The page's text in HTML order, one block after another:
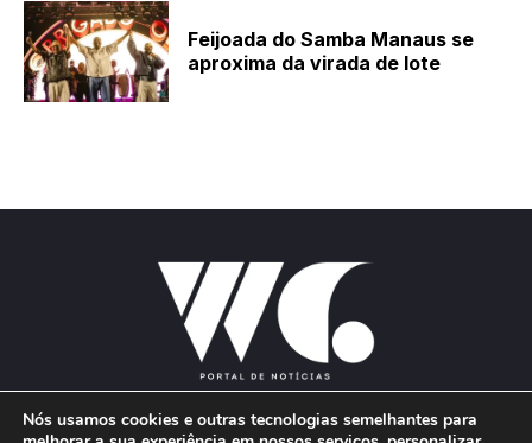
Feijoada do Samba Manaus se
aproxima da virada de lote
Nós usamos cookies e outras tecnologias semelhantes para